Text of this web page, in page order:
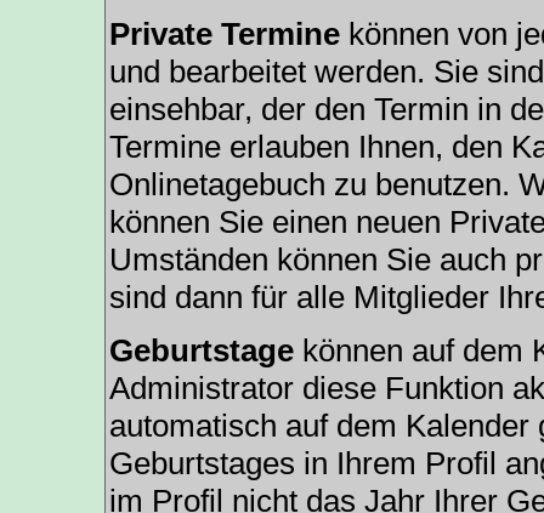
Private Termine können von
und bearbeitet werden. Sie
einsehbar, der den Termin in
Termine erlauben Ihnen, den
Onlinetagebuch zu benutzen.
können Sie einen neuen
Umständen können Sie auch
sind dann für alle Mitglieder
Geburtstage können auf dem
Administrator diese Funktion
automatisch auf dem
Geburtstages in Ihrem Profil
im Profil nicht das Jahr Ihrer